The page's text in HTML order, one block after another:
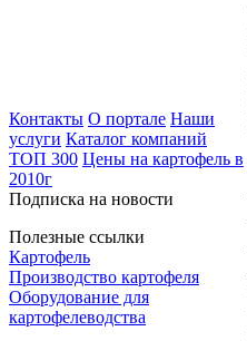
Контакты О портале Наши
услуги Каталог компаний
ТОП 300 Цены на картофель в
2010г
Подписка на новости
Полезные ссылки
Картофель
Производство картофеля
Оборудование для
картофелеводства